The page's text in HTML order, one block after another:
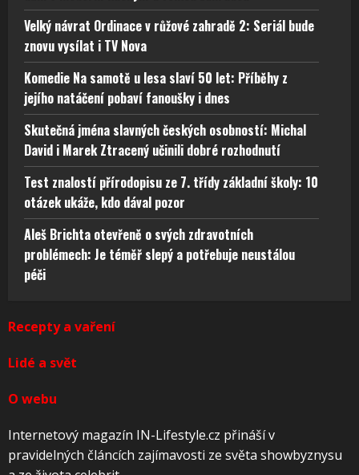
Velký návrat Ordinace v růžové zahradě 2: Seriál bude
znovu vysílat i TV Nova
Komedie Na samotě u lesa slaví 50 let: Příběhy z
jejího natáčení pobaví fanoušky i dnes
Skutečná jména slavných českých osobností: Michal
David i Marek Ztracený učinili dobré rozhodnutí
Test znalostí přírodopisu ze 7. třídy základní školy: 10
otázek ukáže, kdo dával pozor
Aleš Brichta otevřeně o svých zdravotních
problémech: Je téměř slepý a potřebuje neustálou
péči
Recepty a vaření
Lidé a svět
O webu
Internetový magazín IN-Lifestyle.cz přináší v
pravidelných článcích zajímavosti ze světa showbyznysu